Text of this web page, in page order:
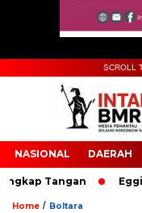
SCROLL
NASIONAL DAERAH
Tangan Eggi
Home / Boltara